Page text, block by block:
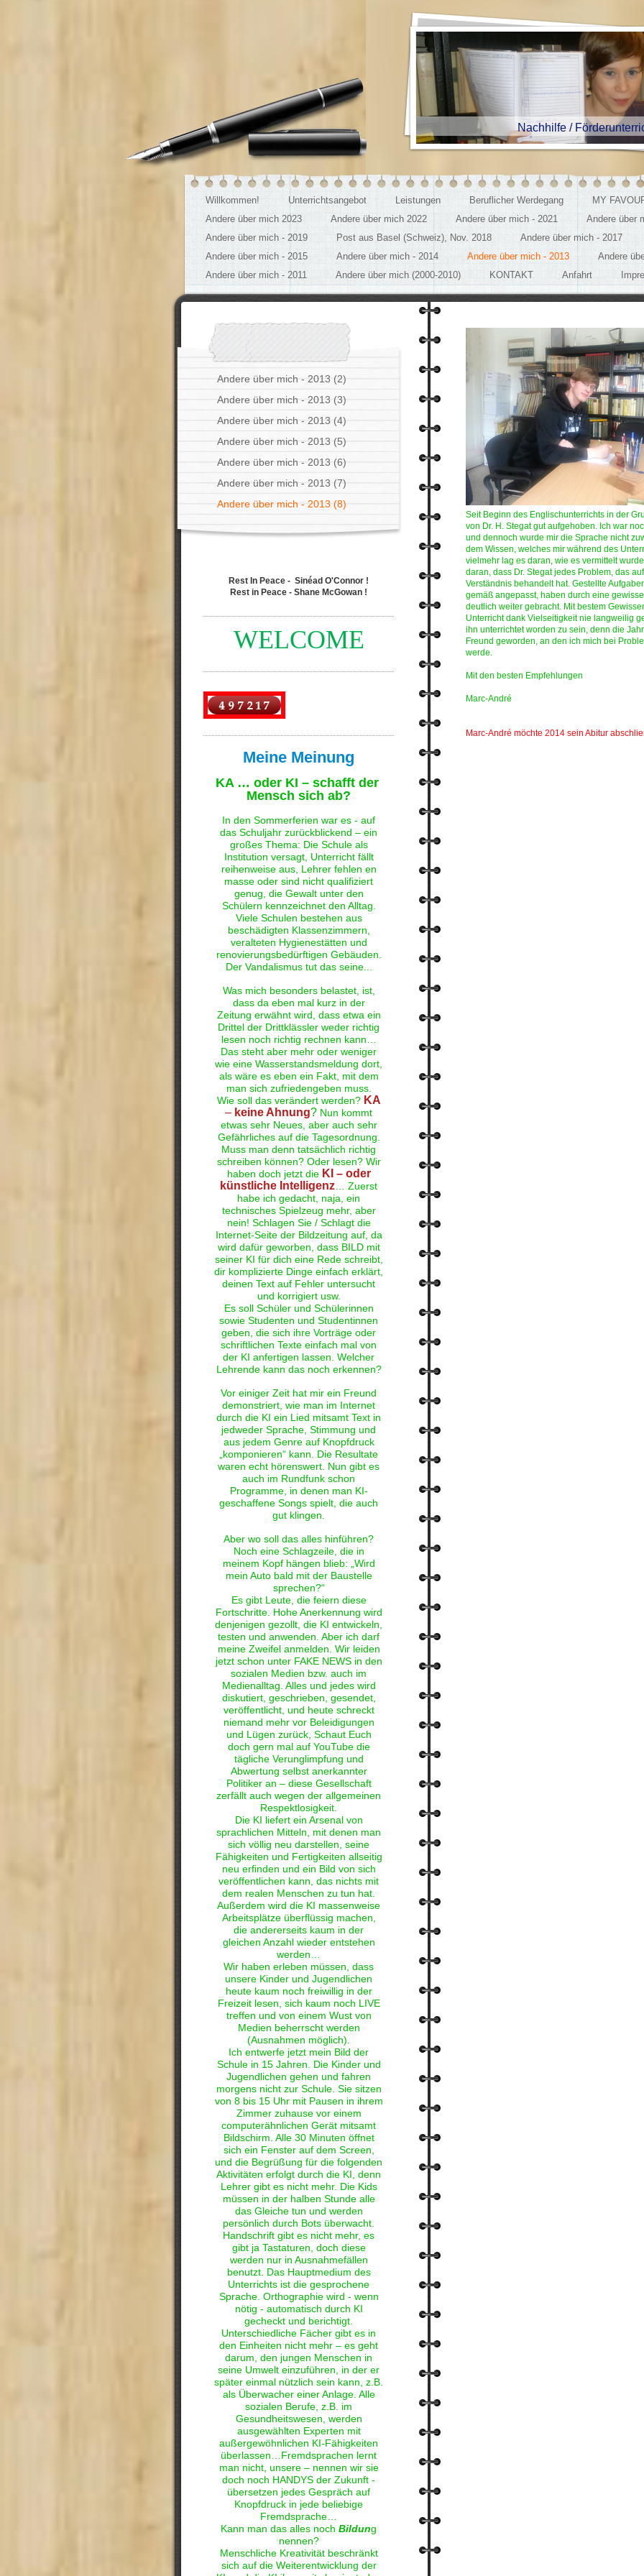
Nachhilfe / Förderunterricht
Willkommen! Unterrichtsangebot Leistungen Beruflicher Werdegang
MY
Andere über mich 2023
Andere über mich 2022 Andere über mich - 2021
Andere über
Andere über mich - 2019
Post aus Basel (Schweiz), Nov. 2018
Andere über mich - 2017
Andere über mich - 2015
Andere über mich - 2014 Andere über mich - 2013
Andere
Andere über mich - 2011
Andere über mich (2000-2010) KONTAKT Anfahrt
Andere über mich - 2013 (2)
Andere über mich - 2013 (3)
Andere über mich - 2013 (4)
Andere über mich - 2013 (5)
Andere über mich - 2013 (6)
Andere über mich - 2013 (7)
Andere über mich - 2013 (8)
Rest In Peace - Sinéad O'Connor !
Rest in Peace - Shane McGowan !
WELCOME
Meine Meinung
KA … oder KI – schafft der
Mensch sich ab?
In den Sommerferien war es - auf
das Schuljahr zurückblickend – ein
großes Thema: Die Schule als
Institution versagt, Unterricht fällt
reihenweise aus, Lehrer fehlen en
masse oder sind nicht qualifiziert
genug, die Gewalt unter den
Schülern kennzeichnet den Alltag.
Viele Schulen bestehen aus
beschädigten Klassenzimmern,
veralteten Hygienestätten und
renovierungsbedürftigen Gebäuden.
Der Vandalismus tut das seine...
Was mich besonders belastet, ist,
dass da eben mal kurz in der
Zeitung erwähnt wird, dass etwa ein
Drittel der Drittklässler weder richtig
lesen noch richtig rechnen kann…
Das steht aber mehr oder weniger
wie eine Wasserstandsmeldung dort,
als wäre es eben ein Fakt, mit dem
man sich zufriedengeben muss.
Wie soll das verändert werden? KA
– keine Ahnung? Nun kommt
etwas sehr Neues, aber auch sehr
Gefährliches auf die Tagesordnung.
Muss man denn tatsächlich richtig
schreiben können? Oder lesen? Wir
haben doch jetzt die KI – oder
künstliche Intelligenz … Zuerst
habe ich gedacht, naja, ein
technisches Spielzeug mehr, aber
nein! Schlagen Sie / Schlagt die
Internet-Seite der Bildzeitung auf, da
wird dafür geworben, dass BILD mit
seiner KI für dich eine Rede schreibt,
dir komplizierte Dinge einfach erklärt,
deinen Text auf Fehler untersucht
und korrigiert usw.
Es soll Schüler und Schülerinnen
sowie Studenten und Studentinnen
geben, die sich ihre Vorträge oder
schriftlichen Texte einfach mal von
der KI anfertigen lassen. Welcher
Lehrende kann das noch erkennen?
Vor einiger Zeit hat mir ein Freund
demonstriert, wie man im Internet
durch die KI ein Lied mitsamt Text in
jedweder Sprache, Stimmung und
aus jedem Genre auf Knopfdruck
„komponieren“ kann. Die Resultate
waren echt hörenswert. Nun gibt es
auch im Rundfunk schon
Programme, in denen man KI-
geschaffene Songs spielt, die auch
gut klingen.
Aber wo soll das alles hinführen?
Noch eine Schlagzeile, die in
meinem Kopf hängen blieb: „Wird
mein Auto bald mit der Baustelle
sprechen?“
Es gibt Leute, die feiern diese
Fortschritte. Hohe Anerkennung wird
denjenigen gezollt, die KI entwickeln,
testen und anwenden. Aber ich darf
meine Zweifel anmelden. Wir leiden
jetzt schon unter FAKE NEWS in den
sozialen Medien bzw. auch im
Medienalltag. Alles und jedes wird
diskutiert, geschrieben, gesendet,
veröffentlicht, und heute schreckt
niemand mehr vor Beleidigungen
und Lügen zurück, Schaut Euch
doch gern mal auf YouTube die
tägliche Verunglimpfung und
Abwertung selbst anerkannter
Politiker an – diese Gesellschaft
zerfällt auch wegen der allgemeinen
Respektlosigkeit.
Die KI liefert ein Arsenal von
sprachlichen Mitteln, mit denen man
sich völlig neu darstellen, seine
Fähigkeiten und Fertigkeiten allseitig
neu erfinden und ein Bild von sich
veröffentlichen kann, das nichts mit
dem realen Menschen zu tun hat.
Außerdem wird die KI massenweise
Arbeitsplätze überflüssig machen,
die andererseits kaum in der
gleichen Anzahl wieder entstehen
werden…
Wir haben erleben müssen, dass
unsere Kinder und Jugendlichen
heute kaum noch freiwillig in der
Freizeit lesen, sich kaum noch LIVE
treffen und von einem Wust von
Medien beherrscht werden
(Ausnahmen möglich).
Ich entwerfe jetzt mein Bild der
Schule in 15 Jahren. Die Kinder und
Jugendlichen gehen und fahren
morgens nicht zur Schule. Sie sitzen
von 8 bis 15 Uhr mit Pausen in ihrem
Zimmer zuhause vor einem
computerähnlichen Gerät mitsamt
Bildschirm. Alle 30 Minuten öffnet
sich ein Fenster auf dem Screen,
und die Begrüßung für die folgenden
Aktivitäten erfolgt durch die KI, denn
Lehrer gibt es nicht mehr. Die Kids
müssen in der halben Stunde alle
das Gleiche tun und werden
persönlich durch Bots überwacht.
Handschrift gibt es nicht mehr, es
gibt ja Tastaturen, doch diese
werden nur in Ausnahmefällen
benutzt. Das Hauptmedium des
Unterrichts ist die gesprochene
Sprache. Orthographie wird - wenn
nötig - automatisch durch KI
gecheckt und berichtigt.
Unterschiedliche Fächer gibt es in
den Einheiten nicht mehr – es geht
darum, den jungen Menschen in
seine Umwelt einzuführen, in der er
später einmal nützlich sein kann, z.B.
als Überwacher einer Anlage. Alle
sozialen Berufe, z.B. im
Gesundheitswesen, werden
ausgewählten Experten mit
außergewöhnlichen KI-Fähigkeiten
überlassen…Fremdsprachen lernt
man nicht, unsere – nennen wir sie
doch noch HANDYS der Zukunft -
übersetzen jedes Gespräch auf
Knopfdruck in jede beliebige
Fremdsprache…
Kann man das alles noch Bildung
nennen?
Menschliche Kreativität beschränkt
sich auf die Weiterentwicklung der
Seit Beginn des Englischunterrichts in der
von Dr. H. Stegat gut aufgehoben. Ich war
und dennoch wurde mir die Sprache nicht
dem Wissen, welches mir während des
vielmehr lag es daran, wie es vermittelt
daran, dass Dr. Stegat jedes Problem, das
Verständnis behandelt hat. Gestellte
gemäß angepasst, haben durch eine
deutlich weiter gebracht. Mit bestem
Unterricht dank Vielseitigkeit nie langweilig
ihn unterrichtet worden zu sein, denn die
Freund geworden, an den ich mich bei
werde.
Mit den besten Empfehlungen
Marc-André
Marc-André möchte 2014 sein Abitur